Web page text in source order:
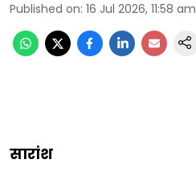
Published on: 16 Jul 2026, 11:58 am
सारांश